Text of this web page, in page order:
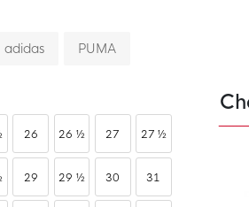
adidas PUMA
26 26 ½ 27 27 ½
29 29 ½ 30 31